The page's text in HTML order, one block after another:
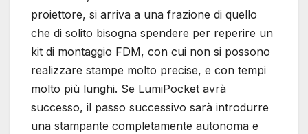
proiettore, si arriva a una frazione di quello
che di solito bisogna spendere per reperire un
kit di montaggio FDM, con cui non si possono
realizzare stampe molto precise, e con tempi
molto più lunghi. Se LumiPocket avrà
successo, il passo successivo sarà introdurre
una stampante completamente autonoma e